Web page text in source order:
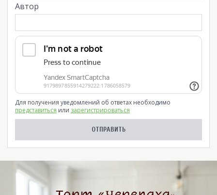
Автор
Для получения уведомлений об ответах необходимо
представиться или зарегистрироваться